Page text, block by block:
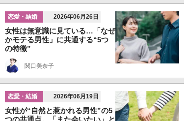
恋愛・結婚 2026年06月26日
女性は無意識に見ている…「なぜ
かモテる男性」に共通する“5つ
の特徴”
関口美奈子
恋愛・結婚 2026年06月19日
女性が“自然と惹かれる男性”の5
つの共通点。「また会いたい」と